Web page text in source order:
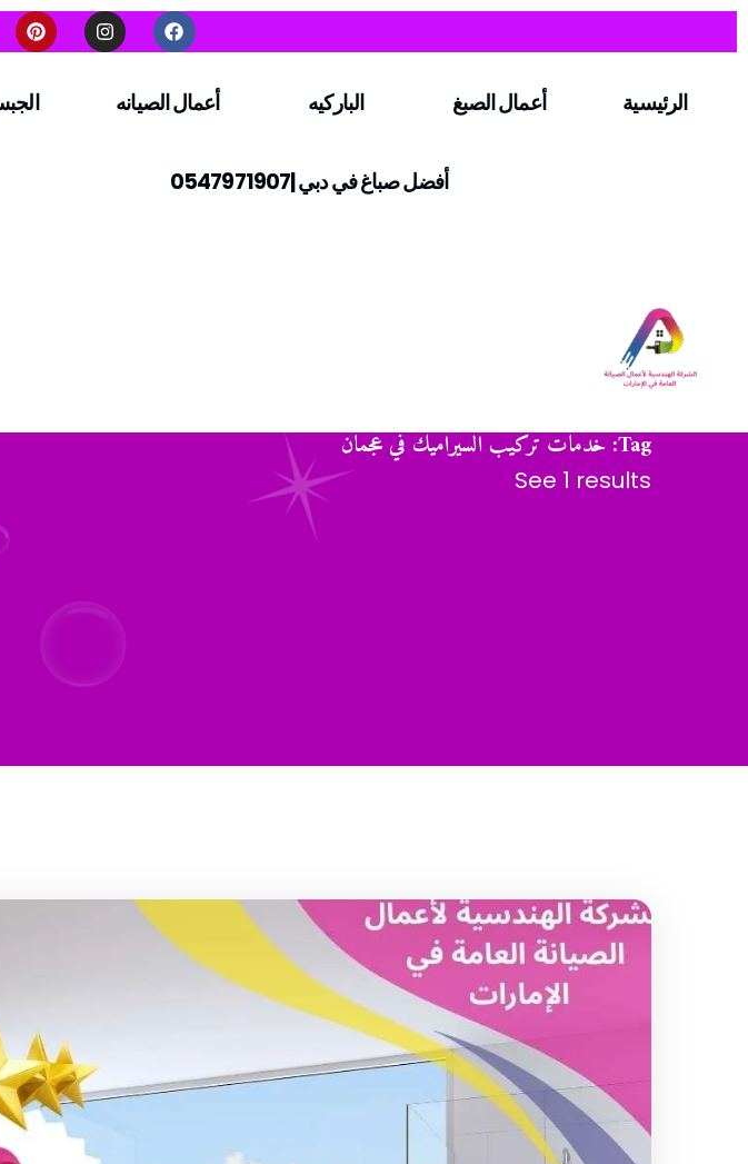
الرئيسية أعمال الصبغ الباركيه أعمال الصيانه
أفضل صباغ في دبي |0547971907
Tag: خدمات تركيب السيراميك في عجمان
See 1 results